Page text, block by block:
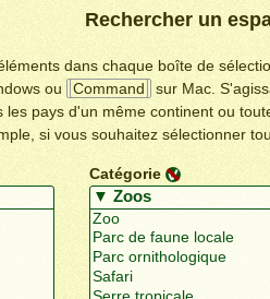
Rechercher un
dans chaque boîte de
ou Command
sur Mac.
les pays d'un même continent ou
si vous souhaitez sélectionner
Catégorie